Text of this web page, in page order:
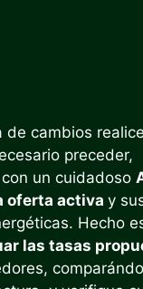
de cambios
preceder,
un cuidadoso
oferta activa y
Hecho
las tasas